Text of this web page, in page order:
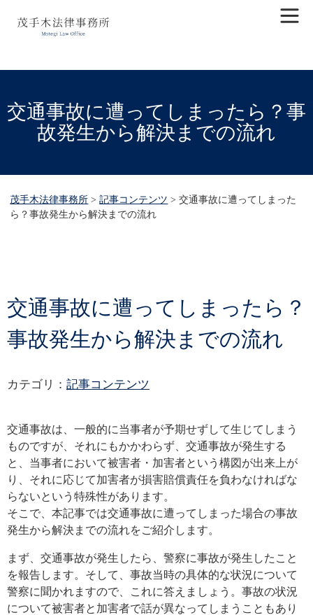
交通事故に遭ってしまったら？事
故発生から解決までの流れ
茂手木法律事務所 >記事コンテンツ >交通事故に遭ってしまった
ら？事故発生から解決までの流れ
交通事故に遭ってしまったら？
事故発生から解決までの流れ
カテゴリ： 記事コンテンツ
交通事故は、一般的に当事者が予期せずして生じてしまう
ものですが、それにもかかわらず、交通事故が発生する
と、当事者において被害者・加害者という構図が出来上が
り、それに応じて加害者が損害賠償責任を負わなければな
らないという特殊性があります。
そこで、本記事では交通事故に遭ってしまった場合の事故
発生から解決までの流れをご紹介します。
まず、交通事故が発生したら、警察に事故が発生したこと
を報告します。そして、事故当時の具体的な状況について
警察に聞かれますので、これに答えましょう。事故の状況
について被害者と加害者で話が異なってしまうこともあり